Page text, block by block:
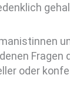
Fragen
oder